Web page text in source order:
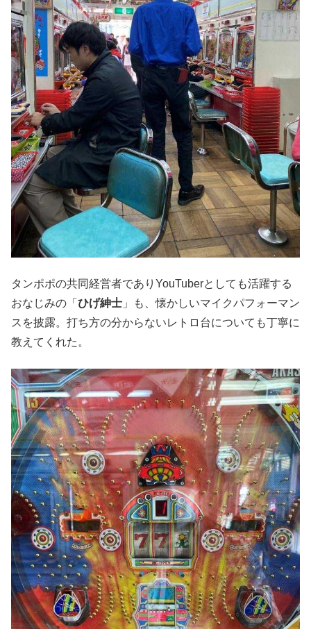
タンポポの共同経営者でありYouTuberとしても活躍する
おなじみの「 ひげ紳士 」も、懐かしいマイクパフォーマン
スを披露。打ち方の分からないレトロ台についても丁寧に
教えてくれた。